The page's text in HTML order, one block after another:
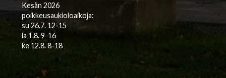
Kesän 2026
poikkeusaukioloaikoja:
su 26.7. 12-15
la 1.8. 9-16
ke 12.8. 8-18